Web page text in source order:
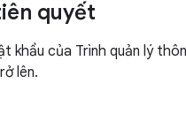
quyết
khẩu của Trình quản lý
lên.